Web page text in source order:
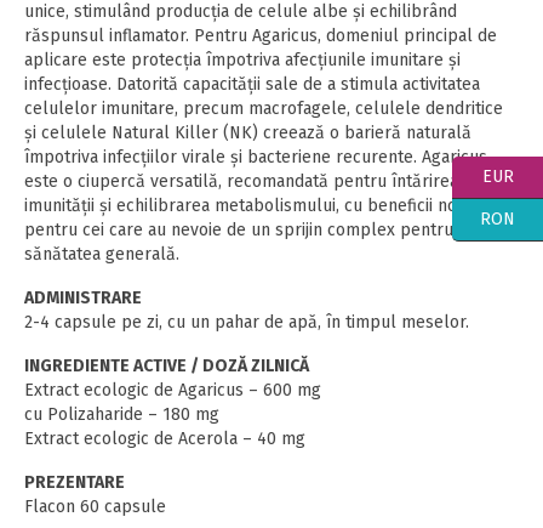
unice, stimulând producția de celule albe și echilibrând
răspunsul inflamator. Pentru Agaricus, domeniul principal de
aplicare este protecţia împotriva afecțiunile imunitare și
infecțioase. Datorită capacității sale de a stimula activitatea
celulelor imunitare, precum macrofagele, celulele dendritice
și celulele Natural Killer (NK) creează o barieră naturală
împotriva infecțiilor virale și bacteriene recurente. Agaricus
este o ciupercă versatilă, recomandată pentru întărirea
imunității și echilibrarea metabolismului, cu beneficii notabile
pentru cei care au nevoie de un sprijin complex pentru
sănătatea generală.
ADMINISTRARE
2-4 capsule pe zi, cu un pahar de apă, în timpul meselor.
INGREDIENTE ACTIVE / DOZĂ ZILNICĂ
Extract ecologic de Agaricus – 600 mg
cu Polizaharide – 180 mg
Extract ecologic de Acerola – 40 mg
PREZENTARE
Flacon 60 capsule
EUR
RON